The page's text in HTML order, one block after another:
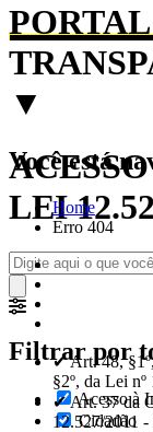
▼
LEI
Filtrar por
Acesso à
Cidadão
Você está
Home
Erro 404
✔ Art. 48,
§2º, da Lei
✔ Art. 37 da
12.527/2011